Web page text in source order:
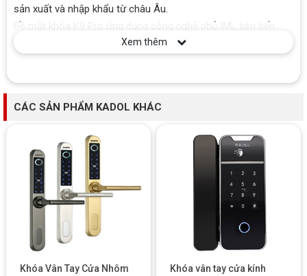
sản xuất và nhập khẩu từ châu Âu.
Bề mặt khóa K9 Pro ứng dụng công nghệ phủ IML tiên tiến
bậc nhất hiện nay giúp chống trầy xước, chống bám bụi và
số cảm ứng hoàn toàn. Đầu đọc vân tay được thiết kế ẩn trên
làm tăng tính thẩm mỹ cho khóa và tạo cảm giác thoải mái
cho người dùng mỗi khi mở cửa.
Ngoài ra, khóa còn thiết kế thêm một màn hình hiển thị nhỏ,
hiện ngày giờ và tình trạng pin. Điều này giúp người dùng luôn
nắm được thông tin cơ bản của khóa và dễ dàng thực hiện
các thao tác cài đặt cho khóa.
Xem thêm
CÁC SẢN PHẨM KADOL KHÁC
Khóa Vân Tay Cửa Nhôm
Khóa vân tay cửa kính